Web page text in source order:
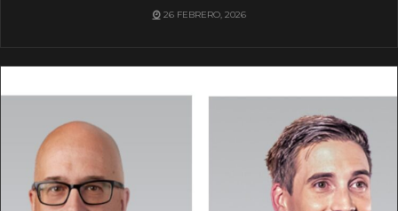
26 FEBRERO, 2026